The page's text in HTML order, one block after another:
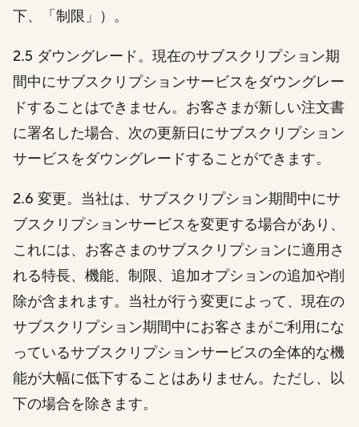
下、「制限」）。
2.5 ダウングレード。現在のサブスクリプション期
間中にサブスクリプションサービスをダウングレー
ドすることはできません。お客さまが新しい注文書
に署名した場合、次の更新日にサブスクリプション
サービスをダウングレードすることができます。
2.6 変更。当社は、サブスクリプション期間中にサ
ブスクリプションサービスを変更する場合があり、
これには、お客さまのサブスクリプションに適用さ
れる特長、機能、制限、追加オプションの追加や削
除が含まれます。当社が行う変更によって、現在の
サブスクリプション期間中にお客さまがご利用にな
っているサブスクリプションサービスの全体的な機
能が大幅に低下することはありません。ただし、以
下の場合を除きます。